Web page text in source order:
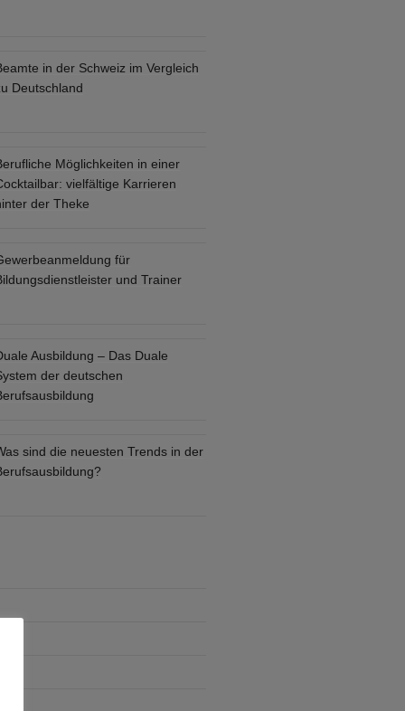
in der Schweiz im Vergleich
Deutschland
Möglichkeiten in einer
vielfältige Karrieren
der Theke
für
und Trainer
Ausbildung – Das Duale
der deutschen
sind die neuesten Trends in der